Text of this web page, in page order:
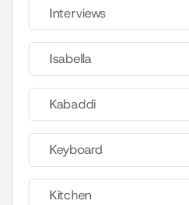
Interviews
Isabella
Kabaddi
Keyboard
Kitchen